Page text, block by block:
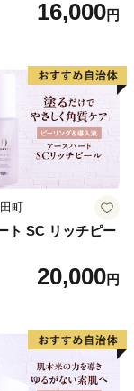
16,000円
町
ト SC リッチピー
20,000円